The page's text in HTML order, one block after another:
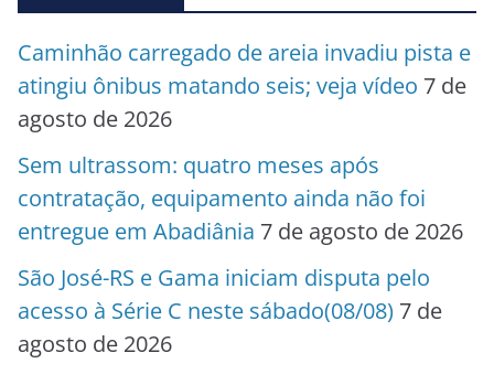
Caminhão carregado de areia invadiu pista e
atingiu ônibus matando seis; veja vídeo 7 de
agosto de 2026
Sem ultrassom: quatro meses após
contratação, equipamento ainda não foi
entregue em Abadiânia 7 de agosto de 2026
São José-RS e Gama iniciam disputa pelo
acesso à Série C neste sábado(08/08) 7 de
agosto de 2026